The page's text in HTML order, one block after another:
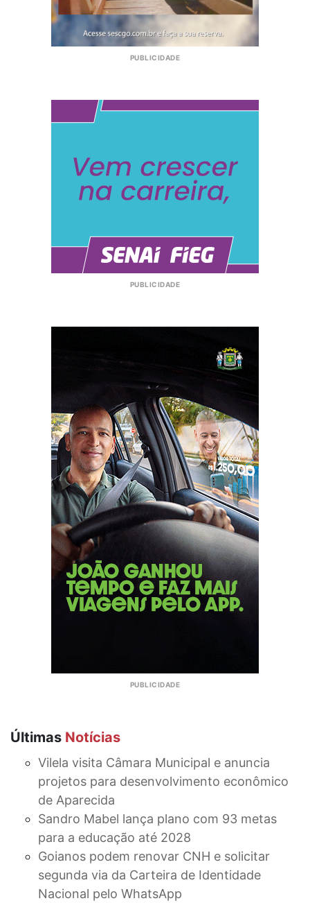
Últimas Notícias
Vilela visita Câmara Municipal e anuncia
projetos para desenvolvimento econômico
de Aparecida
Sandro Mabel lança plano com 93 metas
para a educação até 2028
Goianos podem renovar CNH e solicitar
segunda via da Carteira de Identidade
Nacional pelo WhatsApp